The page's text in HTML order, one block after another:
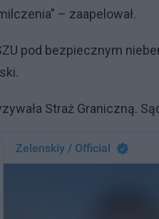
– zaapelował.
pod bezpiecznym
Straż Graniczną.